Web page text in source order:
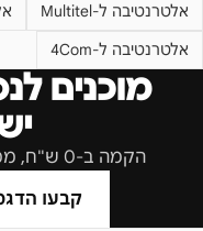
אלטרנטיבה ל-Multitel
אלטרנטיבה ל-4Com
מוכנים
הקמה ב-0 ש"ח, ממשק עברי מלא, בלי התחייבות.
קבעו